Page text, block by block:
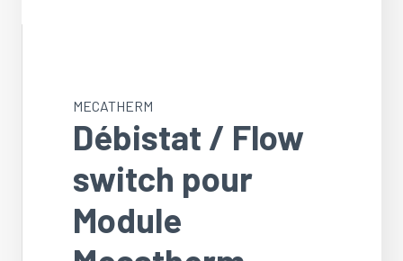
MECATHERM
Débistat / Flow
switch pour
Module